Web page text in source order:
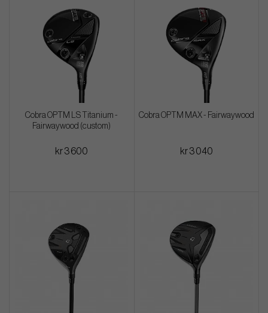
Cobra OPTM LS Titanium -
Fairwaywood (custom)
kr 3 600
Cobra OPTM MAX - Fairwaywood
kr 3 040